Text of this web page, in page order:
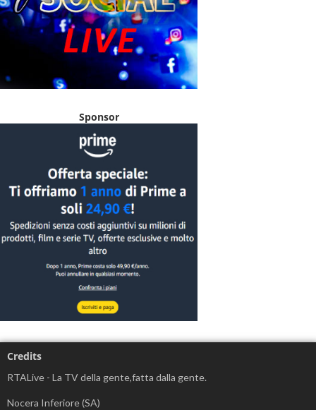
Sponsor
Credits
RTALive - La TV della gente,fatta dalla gente.
Nocera Inferiore (SA)